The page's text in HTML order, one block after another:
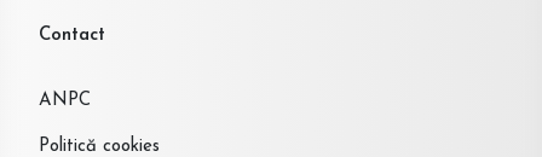
Contact
ANPC
Politică cookies